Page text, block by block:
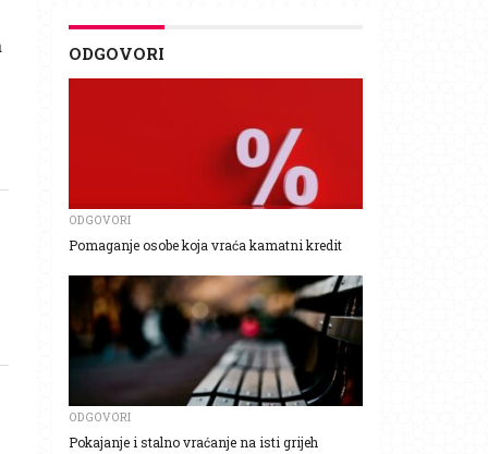
ODGOVORI
ODGOVORI
Pomaganje osobe koja vraća kamatni kredit
ODGOVORI
Pokajanje i stalno vraćanje na isti grijeh